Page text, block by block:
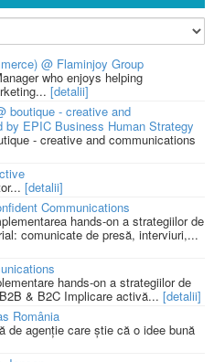
@ Flaminjoy Group
who enjoys helping
[detalii]
boutique - creative and
EPIC Business Human Strategy
- creative and communications
[detalii]
Communications
hands-on a strategiilor de
comunicate de presă, interviuri,...
hands-on a strategiilor de
& B2C Implicare activă... [detalii]
România
de agenție care știe că o idee bună